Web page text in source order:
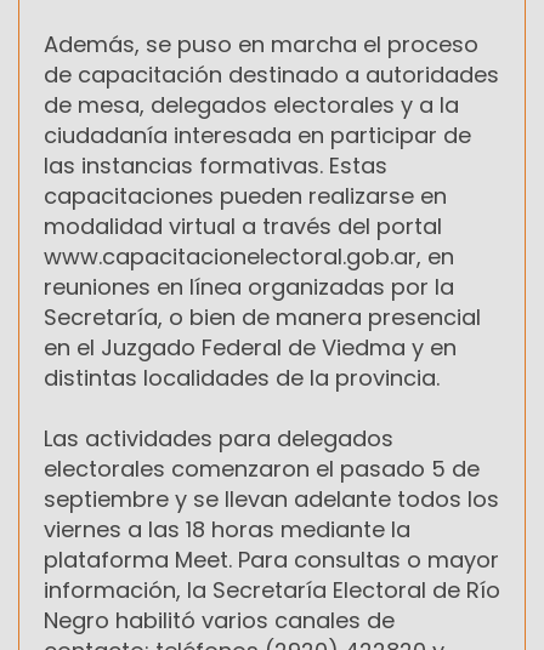
Además, se puso en marcha el proceso
de capacitación destinado a autoridades
de mesa, delegados electorales y a la
ciudadanía interesada en participar de
las instancias formativas. Estas
capacitaciones pueden realizarse en
modalidad virtual a través del portal
www.capacitacionelectoral.gob.ar, en
reuniones en línea organizadas por la
Secretaría, o bien de manera presencial
en el Juzgado Federal de Viedma y en
distintas localidades de la provincia.
Las actividades para delegados
electorales comenzaron el pasado 5 de
septiembre y se llevan adelante todos los
viernes a las 18 horas mediante la
plataforma Meet. Para consultas o mayor
información, la Secretaría Electoral de Río
Negro habilitó varios canales de